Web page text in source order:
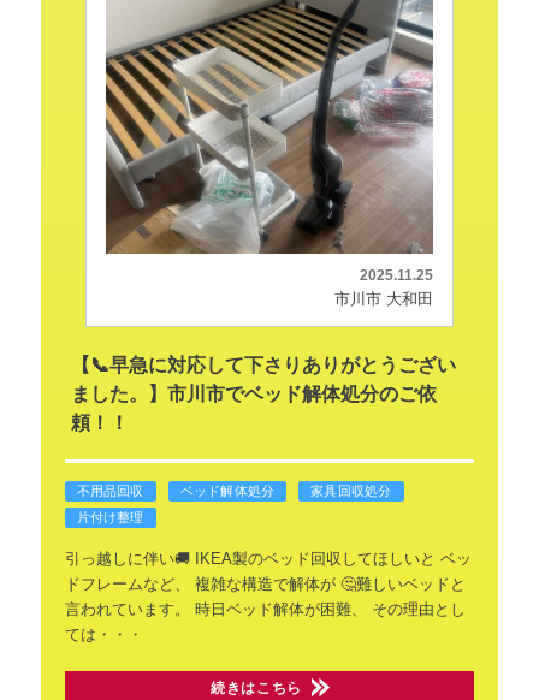
2025.11.25
市川市 大和田
【📞早急に対応して下さりありがとうござい
ました。】市川市でベッド解体処分のご依
頼！！
不用品回収 ベッド解体処分
家具回収処分
片付け整理
引っ越しに伴い🚚IKEA製のベッド回収してほしいと ベッ
ドフレームなど、
複雑な構造で解体が🤔難しいベッドと
言われています。
時日ベッド解体が困難、
その理由とし
ては・・・
続きはこちら